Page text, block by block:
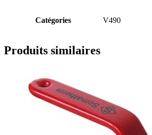
Catégories V490
Produits similaires